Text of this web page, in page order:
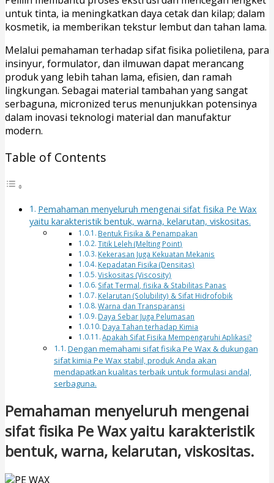
untuk tinta, ia meningkatkan daya cetak dan kilap; dalam
kosmetik, ia memberikan tekstur lembut dan tahan lama.
Melalui pemahaman terhadap sifat fisika polietilena, para
insinyur, formulator, dan ilmuwan dapat merancang
produk yang lebih tahan lama, efisien, dan ramah
lingkungan. Sebagai material tambahan yang sangat
serbaguna, micronized terus menunjukkan potensinya
dalam inovasi teknologi material dan manufaktur
modern.
Table of Contents
Pemahaman menyeluruh mengenai sifat fisika Pe Wax
yaitu karakteristik bentuk, warna, kelarutan, viskositas.
Bentuk Fisika & Penampakan
Titik Leleh (Melting Point)
Kekerasan Juga Kekuatan Mekanis
Kepadatan Fisika (Densitas)
Viskositas (Viscosity)
Sifat Termal, fisika & Stabilitas Panas
Kelarutan (Solubility) & Sifat Hidrofobik
Warna dan Transparansi
Daya Sebar Juga Pelumasan
Daya Tahan terhadap Kimia
Apakah Sifat Fisika Mempengaruhi Aplikasi?
Dengan memahami sifat fisika Pe Wax & dukungan
sifat kimia Pe Wax stabil, produk Anda akan
mendapatkan kualitas terbaik untuk formulasi andal,
serbaguna.
Pemahaman menyeluruh mengenai
sifat fisika Pe Wax yaitu karakteristik
bentuk, warna, kelarutan, viskositas.